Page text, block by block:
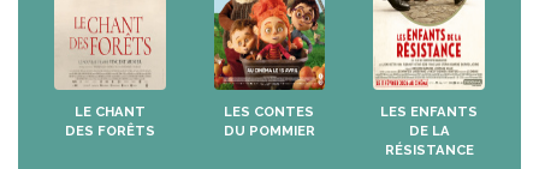
LE CHANT
DES FORÊTS
LES CONTES
DU POMMIER
LES ENFANTS
DE LA
RÉSISTANCE